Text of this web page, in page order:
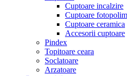
Cuptoare incalzire
Cuptoare
Cuptoare ceramica
Accesorii cuptoare
Pindex
Topitoare ceara
Soclatoare
Arzatoare